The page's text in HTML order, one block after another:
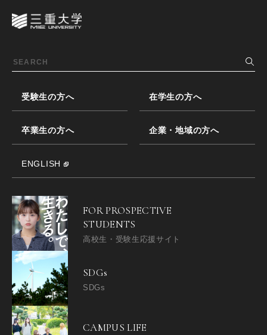
受験生の方へ 在学生の方へ
卒業生の方へ 企業・地域の方へ
ENGLISH
FOR PROSPECTIVE
STUDENTS
高校生・受験生応援サイト
SDGs
SDGs
CAMPUS LIFE